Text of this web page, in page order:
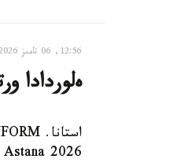
12:56, 06 تامىز 2026
ەلوردادا